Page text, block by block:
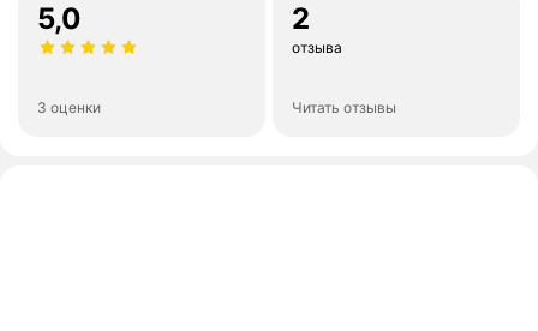
5,0
3 оценки
2
отзыва
Читать отзывы